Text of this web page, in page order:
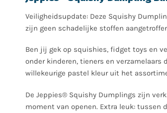
Veiligheidsupdate: Deze Squishy
zijn geen schadelijke stoffen
Ben jij gek op squishies, fidget toys en
onder kinderen, tieners en
willekeurige pastel kleur uit het
De Jeppies® Squishy Dumplings zijn
moment van openen. Extra leuk: tussen